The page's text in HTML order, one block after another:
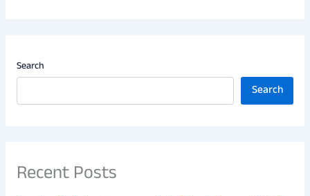
Search
Search
Recent Posts